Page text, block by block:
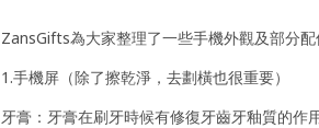
ZansGifts為大家整理了一些手機外觀及部分
1.手機屏（除了擦乾淨，去劃橫也很重要）
牙膏：牙膏在刷牙時候有修復牙齒牙釉質的